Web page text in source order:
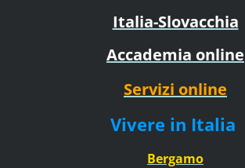
Italia-Slovacchia
Accademia online
Servizi online
Vivere in Italia
Bergamo